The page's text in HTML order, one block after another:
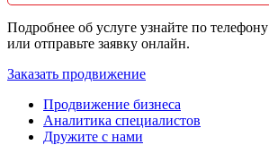
Подробнее об услуге узнайте по телефону
или отправьте заявку онлайн.
Заказать продвижение
Продвижение бизнеса
Аналитика специалистов
Дружите с нами